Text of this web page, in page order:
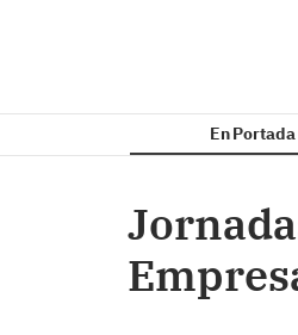
En Portada